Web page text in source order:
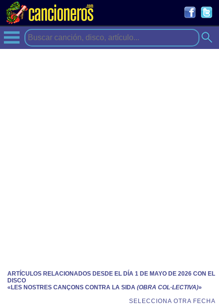
ARTÍCULOS RELACIONADOS DESDE EL DÍA 1 DE MAYO DE 2026 CON EL
DISCO
«LES NOSTRES CANÇONS CONTRA LA SIDA (OBRA COL·LECTIVA)»
SELECCIONA OTRA FECHA